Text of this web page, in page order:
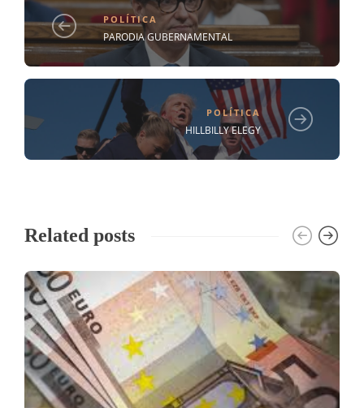
POLÍTICA
PARODIA GUBERNAMENTAL
POLÍTICA
HILLBILLY ELEGY
Related posts